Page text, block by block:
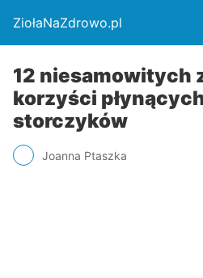
ZiołaNaZdrowo.pl
12 niesamowitych
korzyści
storczyków
Joanna Ptaszka